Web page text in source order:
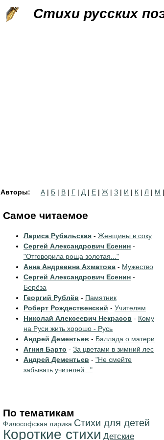
Стихи русских
Авторы: А | Б | В | Г | Д | Е | Ж | З | И | К | Л | М |
Самое читаемое
Лариса Рубальская - Женщины в соку
Сергей Александрович Есенин -
"Отговорила роща золотая..."
Анна Андреевна Ахматова - Мужество
Сергей Александрович Есенин -
Берёза
Георгий Рублёв - Памятник
Роберт Рождественский - Учителям
Николай Алексеевич Некрасов - Кому
на Руси жить хорошо - Русь
Андрей Дементьев - Баллада о матери
Агния Барто - За цветами в зимний лес
Андрей Дементьев - "Не смейте
забывать учителей..."
По тематикам
Философская лирика Стихи для детей
Короткие стихи Детские